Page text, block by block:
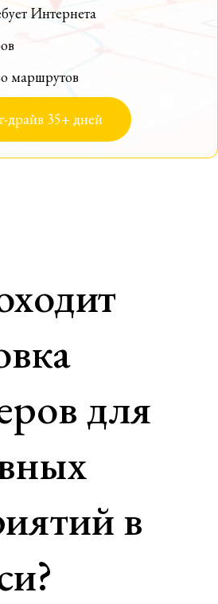
Интернета
маршрутов
драйв 35+ дней
для
в